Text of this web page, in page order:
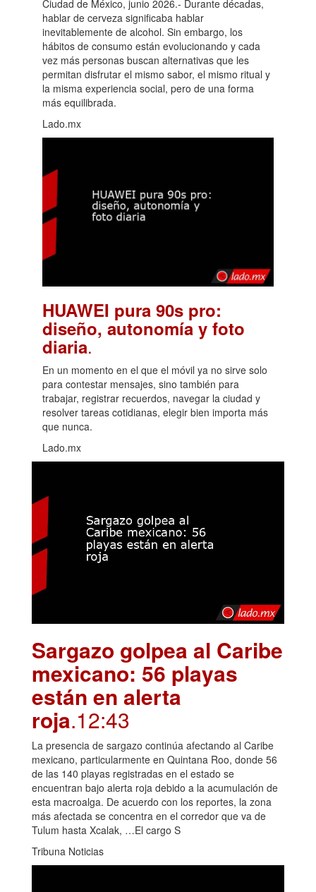
Ciudad de México, junio 2026.- Durante décadas,
hablar de cerveza significaba hablar
inevitablemente de alcohol. Sin embargo, los
hábitos de consumo están evolucionando y cada
vez más personas buscan alternativas que les
permitan disfrutar el mismo sabor, el mismo ritual y
la misma experiencia social, pero de una forma
más equilibrada.
Lado.mx
HUAWEI pura 90s pro:
diseño, autonomía y foto
diaria.
En un momento en el que el móvil ya no sirve solo
para contestar mensajes, sino también para
trabajar, registrar recuerdos, navegar la ciudad y
resolver tareas cotidianas, elegir bien importa más
que nunca.
Lado.mx
Sargazo golpea al Caribe
mexicano: 56 playas
están en alerta
roja.12:43
La presencia de sargazo continúa afectando al Caribe
mexicano, particularmente en Quintana Roo, donde 56
de las 140 playas registradas en el estado se
encuentran bajo alerta roja debido a la acumulación de
esta macroalga. De acuerdo con los reportes, la zona
más afectada se concentra en el corredor que va de
Tulum hasta Xcalak, …El cargo S
Tribuna Noticias